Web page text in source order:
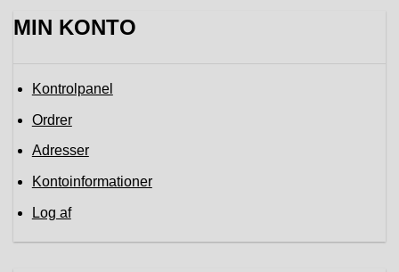
MIN KONTO
Kontrolpanel
Ordrer
Adresser
Kontoinformationer
Log af